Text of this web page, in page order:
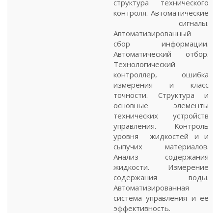
структура технического
контроля. Автоматические
сигналы.
Автоматизированный
сбор информации.
Автоматический отбор.
Технологический
контроллер, ошибка
измерения и класс
точности. Структура и
основные элементы
технических устройств
управления. Контроль
уровня жидкостей и и
сыпучих материалов.
Анализ содержания
жидкости. Измерение
содержания воды.
Автоматизированная
система управления и ее
эффективность.